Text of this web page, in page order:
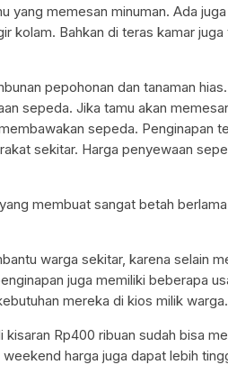
yang memesan minuman. Ada
kolam. Bahkan di teras kamar
pepohonan dan tanaman hias.
sepeda. Jika tamu akan
sepeda. Penginapan
sekitar. Harga penyewaan
membuat sangat betah
warga sekitar, karena selain
juga memiliki beberapa
mereka di kios milik warga.
Rp400 ribuan sudah bisa
harga juga dapat lebih